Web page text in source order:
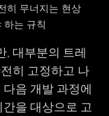
히 무너지는 현상
는 규칙
, 대부분의 트레
히 고정하고 나
음 개발 과정에
을 대상으로 고